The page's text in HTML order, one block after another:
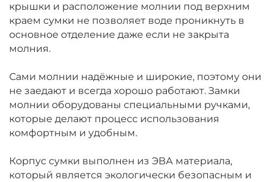
крышки и расположение молнии под верхним
краем сумки не позволяет воде проникнуть в
основное отделение даже если не закрыта
молния.
Сами молнии надёжные и широкие, поэтому они
не заедают и всегда хорошо работают. Замки
молнии оборудованы специальными ручками,
которые делают процесс использования
комфортным и удобным.
Корпус сумки выполнен из ЭВА материала,
который является экологически безопасным и